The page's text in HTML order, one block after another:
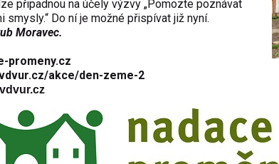
připadnou na účely výzvy „Pomozte poznávat
smysly.“ Do ní je možné přispívat již nyní.
Moravec.
promeny.cz
akce/den-zeme-2
cz